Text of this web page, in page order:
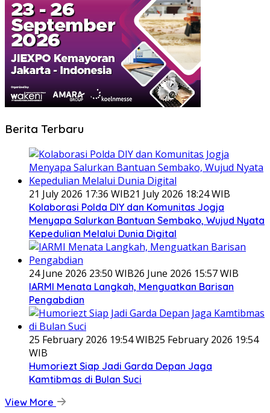
Berita Terbaru
21 July 2026 17:36 WIB21 July 2026 18:24 WIB
Kolaborasi Polda DIY dan Komunitas Jogja
Menyapa Salurkan Bantuan Sembako, Wujud Nyata
Kepedulian Melalui Dunia Digital
24 June 2026 23:50 WIB26 June 2026 15:57 WIB
IARMI Menata Langkah, Menguatkan Barisan
Pengabdian
25 February 2026 19:54 WIB25 February 2026 19:54
WIB
Humoriezt Siap Jadi Garda Depan Jaga
Kamtibmas di Bulan Suci
View More